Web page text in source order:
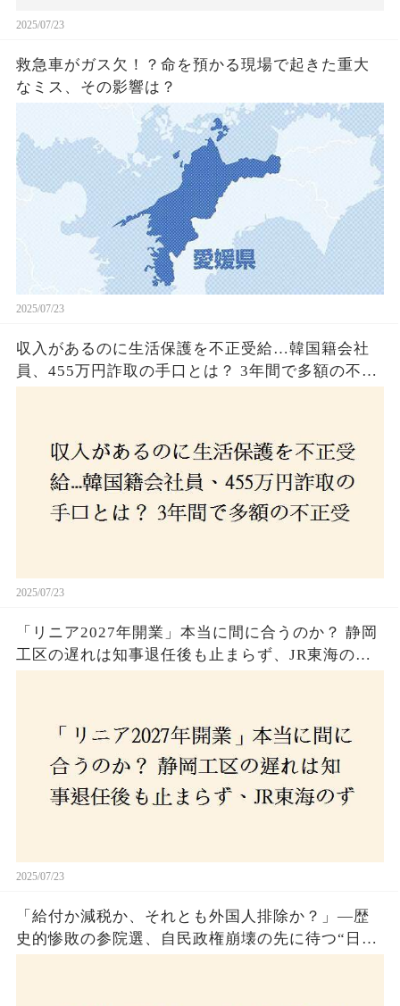
2025/07/23
救急車がガス欠！？命を預かる現場で起きた重大
なミス、その影響は？
2025/07/23
収入があるのに生活保護を不正受給…韓国籍会社
員、455万円詐取の手口とは？ 3年間で多額の不正
2025/07/23
「リニア2027年開業」本当に間に合うのか？ 静岡
工区の遅れは知事退任後も止まらず、JR東海のず
2025/07/23
「給付か減税か、それとも外国人排除か？」―歴
史的惨敗の参院選、自民政権崩壊の先に待つ“日本